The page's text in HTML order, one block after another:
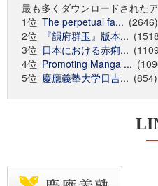
最も多くダウンロードされた
1位 The perpetual fa... (2646)
2位
『韻府群玉』版本...
3位 日本における赤痢...
4位 Promoting Manga ...
5位 慶應義塾大学日吉... (854)